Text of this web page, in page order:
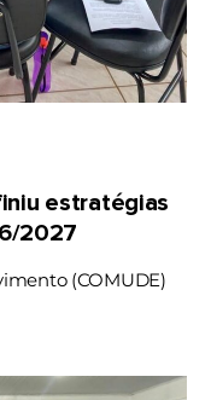
estratégias
2027
(COMUDE)